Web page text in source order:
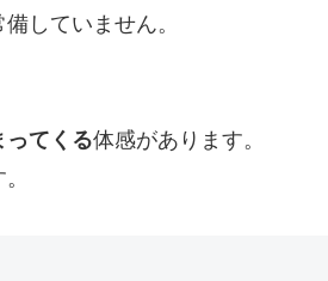
していません。
ってくる体感があります。